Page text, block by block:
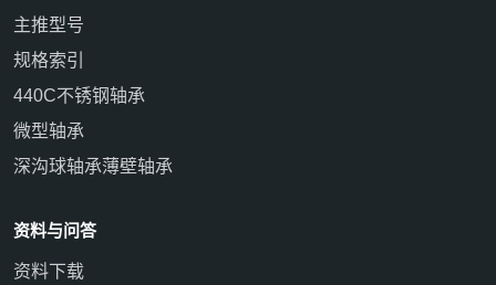
主推型号
规格索引
440C不锈钢轴承
微型轴承
深沟球轴承薄壁轴承
资料与问答
资料下载